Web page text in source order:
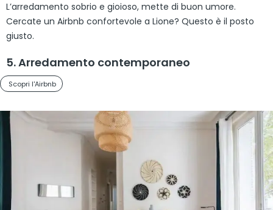
L’arredamento sobrio e gioioso, mette di buon umore.
Cercate un Airbnb confortevole a Lione? Questo è il posto
giusto.
5. Arredamento contemporaneo
Scopri l'Airbnb